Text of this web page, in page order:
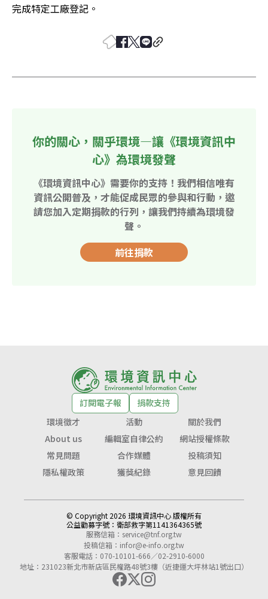
完成特定工廠登記。
你的關心，關乎環境—讓《環境資訊中
心》為環境發聲
《環境資訊中心》需要你的支持！我們相信唯有
資訊公開普及，才能促成民眾的參與和行動，邀
請您加入定期捐款的行列，讓我們持續為環境發
聲。
前往捐款
訂閱電子報
捐款支持
環境徵才
活動
關於我們
About us
編輯室自律公約
網站授權條款
常見問題
合作媒體
投稿須知
隱私權政策
獲獎紀錄 意見回饋
© Copyright 2026 環境資訊中心 版權所有
公益勸募字號： 衛部救字第1141364365號
服務信箱： service@tnf.org.tw
投稿信箱： infor@e-info.org.tw
客服電話：070-10101-666／02-2910-6000
地址：231023新北市新店區民權路48號3樓（近捷運大坪林站1號出口）